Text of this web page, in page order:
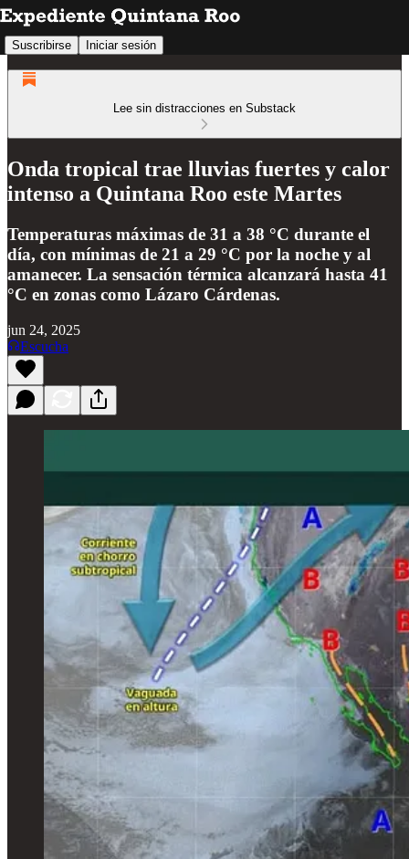
Suscribirse Iniciar sesión
Lee sin distracciones en Substack
Onda tropical trae lluvias fuertes y calor
intenso a Quintana Roo este Martes
Temperaturas máximas de 31 a 38 °C durante el
día, con mínimas de 21 a 29 °C por la noche y al
amanecer. La sensación térmica alcanzará hasta 41
°C en zonas como Lázaro Cárdenas.
jun 24, 2025
Escucha